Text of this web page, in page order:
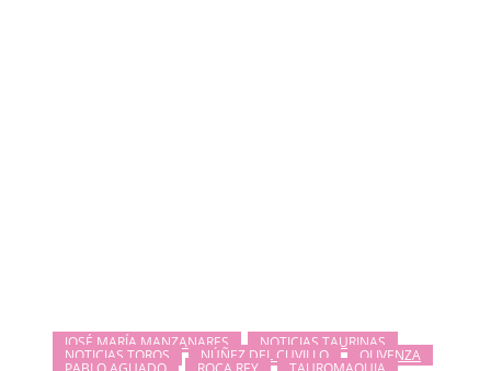
JOSÉ MARÍA MANZANARES NOTICIAS TAURINAS
NOTICIAS TOROS NÚÑEZ DEL CUVILLO OLIVENZA